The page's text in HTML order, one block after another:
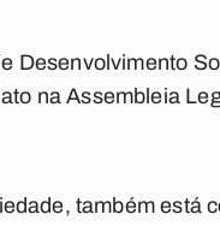
Desenvolvimento
na Assembleia
também está